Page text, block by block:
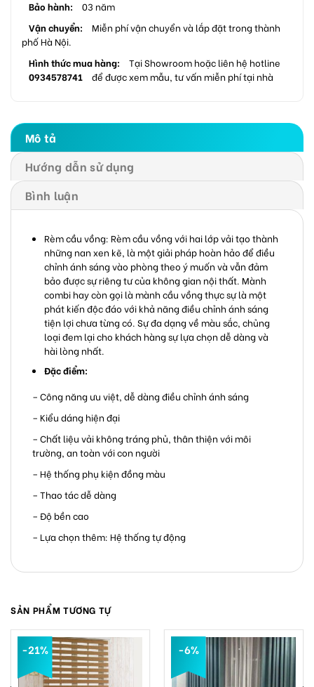
Bảo hành:
03 năm
Vận chuyển:
Miễn phí vận chuyển và lắp đặt trong thành
phố Hà Nội.
Hình thức mua hàng:
Tại Showroom hoặc liên hệ hotline
0934578741
để được xem mẫu, tư vấn miễn phí tại nhà
Mô tả
Hướng dẫn sử dụng
Bình luận
Rèm cầu vồng: Rèm cầu vồng với hai lớp vải tạo thành
những nan xen kẽ, là một giải pháp hoàn hảo để điều
chỉnh ánh sáng vào phòng theo ý muốn và vẫn đảm
bảo được sự riêng tư của không gian nội thất. Mành
combi hay còn gọi là mành cầu vồng thực sự là một
phát kiến độc đáo với khả năng điều chỉnh ánh sáng
tiện lợi chưa từng có. Sự đa dạng về màu sắc, chủng
loại đem lại cho khách hàng sự lựa chọn dễ dàng và
hài lòng nhất.
Đặc điểm:
– Công năng ưu việt, dễ dàng điều chỉnh ánh sáng
– Kiểu dáng hiện đại
– Chất liệu vải không tráng phủ, thân thiện với môi
trường, an toàn với con người
– Hệ thống phụ kiện đồng màu
– Thao tác dễ dàng
– Độ bền cao
– Lựa chọn thêm: Hệ thống tự động
SẢN PHẨM TƯƠNG TỰ
-21% -6%